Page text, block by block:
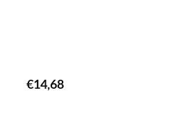
€14,68